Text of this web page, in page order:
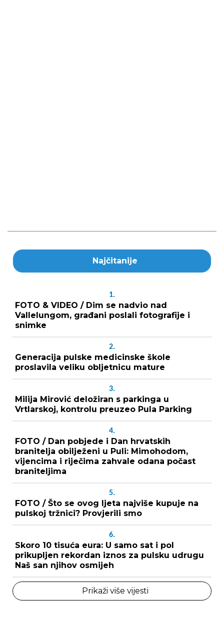
Najčitanije
1.
FOTO & VIDEO / Dim se nadvio nad
Vallelungom, građani poslali fotografije i
snimke
2.
Generacija pulske medicinske škole
proslavila veliku obljetnicu mature
3.
Milija Mirović deložiran s parkinga u
Vrtlarskoj, kontrolu preuzeo Pula Parking
4.
FOTO / Dan pobjede i Dan hrvatskih
branitelja obilježeni u Puli: Mimohodom,
vijencima i riječima zahvale odana počast
braniteljima
5.
FOTO / Što se ovog ljeta najviše kupuje na
pulskoj tržnici? Provjerili smo
6.
Skoro 10 tisuća eura: U samo sat i pol
prikupljen rekordan iznos za pulsku udrugu
Naš san njihov osmijeh
Prikaži više vijesti